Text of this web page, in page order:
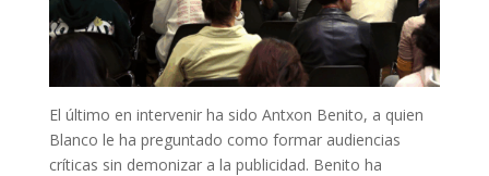
El último en intervenir ha sido Antxon Benito, a quien
Blanco le ha preguntado como formar audiencias
críticas sin demonizar a la publicidad. Benito ha